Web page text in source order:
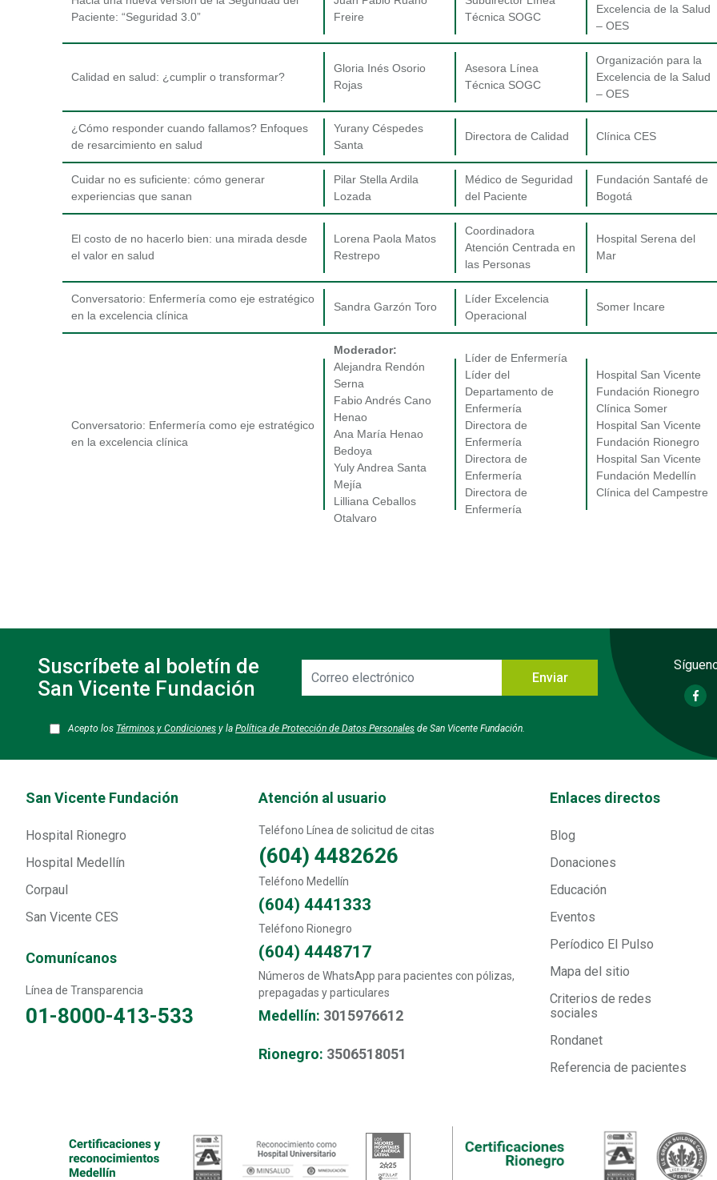
Paciente: “Seguridad 3.0”
Freire
Técnica SOGC
Excelencia de la Salud
– OES
Calidad en salud: ¿cumplir o transformar?
Gloria Inés Osorio
Rojas
Asesora Línea
Técnica SOGC
Organización para la
Excelencia de la Salud
– OES
¿Cómo responder cuando fallamos? Enfoques
de resarcimiento en salud
Yurany Céspedes
Santa
Directora de Calidad Clínica CES
Cuidar no es suficiente: cómo generar
experiencias que sanan
Pilar Stella Ardila
Lozada
Médico de Seguridad
del Paciente
Fundación Santafé de
Bogotá
El costo de no hacerlo bien: una mirada desde
el valor en salud
Lorena Paola Matos
Restrepo
Coordinadora
Atención Centrada en
las Personas
Hospital Serena del
Mar
Conversatorio: Enfermería como eje estratégico
en la excelencia clínica
Sandra Garzón Toro
Líder Excelencia
Operacional
Somer Incare
Conversatorio: Enfermería como eje estratégico
en la excelencia clínica
Moderador:
Alejandra Rendón
Serna
Fabio Andrés Cano
Henao
Ana María Henao
Bedoya
Yuly Andrea Santa
Mejía
Lilliana Ceballos
Otalvaro
Líder de Enfermería
Líder del
Departamento de
Enfermería
Directora de
Enfermería
Directora de
Enfermería
Directora de
Enfermería
Hospital San Vicente
Fundación Rionegro
Clínica Somer
Hospital San Vicente
Fundación Rionegro
Hospital San Vicente
Fundación Medellín
Clínica del Campestre
Suscríbete al boletín de
San Vicente Fundación
Correo
electrónico
Acepto los Términos y Condiciones y la Política de Protección de Datos Personales de San Vicente Fundación.
Enviar
Transversal - Menú San Vicente fundación footer
San Vicente Fundación
Hospital Rionegro
Hospital Medellín
Corpaul
San Vicente CES
Comunícanos
Línea de Transparencia
01-8000-413-533
Atención al usuario
Teléfono Línea de solicitud de citas
(604) 4482626
Teléfono Medellín
(604) 4441333
Teléfono Rionegro
(604) 4448717
Números de WhatsApp para pacientes con pólizas,
prepagadas y particulares
Medellín: 3015976612
Rionegro: 3506518051
Transversal - Menú enlaces
Enlaces directos
Blog
Donaciones
Educación
Eventos
Períodico El Pulso
Mapa del sitio
Criterios de redes
sociales
Rondanet
Referencia de pacientes